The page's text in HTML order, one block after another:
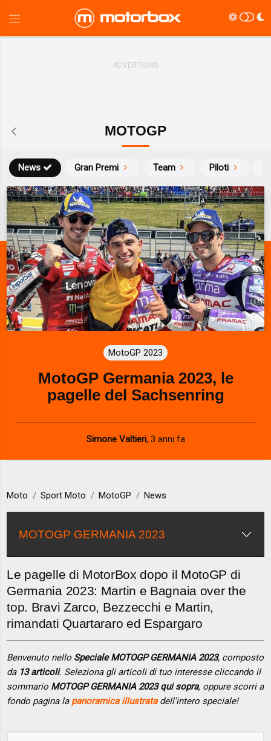
MOTOGP
News Gran Premi Team Piloti
MotoGP 2023
MotoGP Germania 2023, le
pagelle del Sachsenring
Simone Valtieri, 3 anni fa
Moto Sport Moto MotoGP News
MOTOGP GERMANIA 2023
Le pagelle di MotorBox dopo il MotoGP di
Germania 2023: Martin e Bagnaia over the
top. Bravi Zarco, Bezzecchi e Martin,
rimandati Quartararo ed Espargaro
Benvenuto nello Speciale MOTOGP GERMANIA 2023, composto
da 13 articoli. Seleziona gli articoli di tuo interesse cliccando il
sommario MOTOGP GERMANIA 2023 qui sopra, oppure scorri a
fondo pagina la panoramica illustratadell'intero speciale!